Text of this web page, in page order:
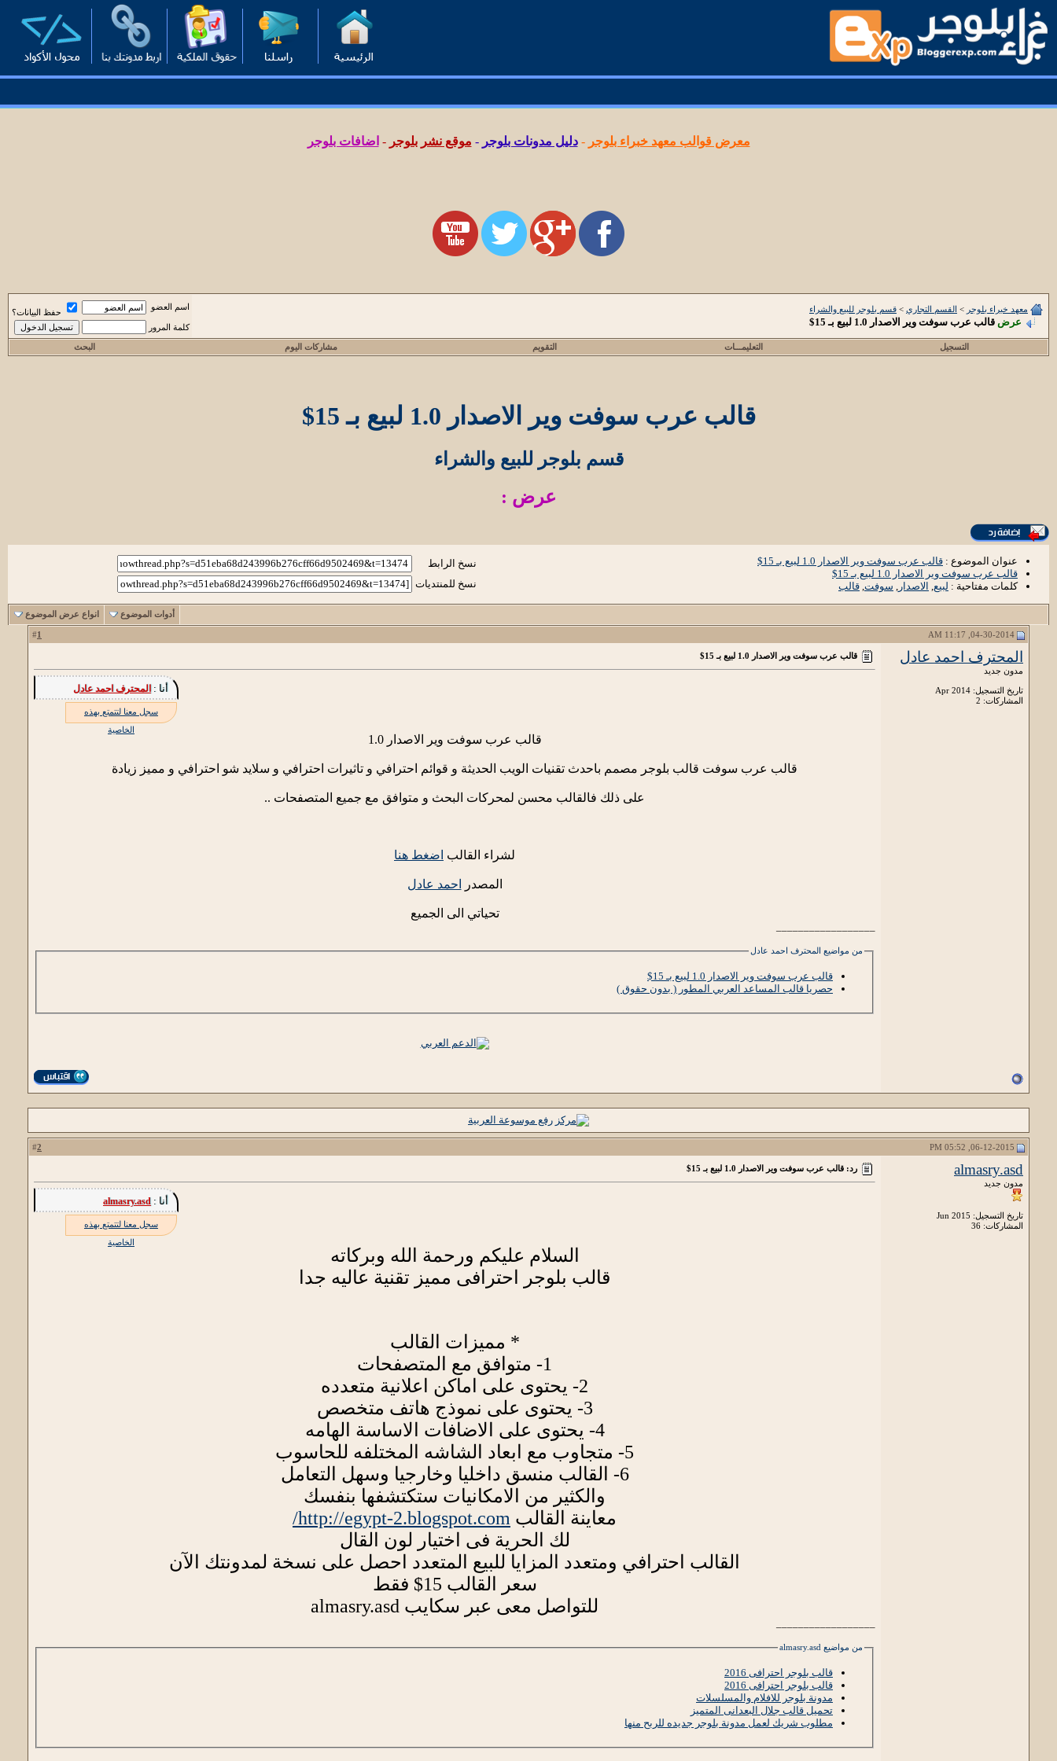
معرض قوالب معهد خبراء بلوجر -دليل مدونات بلوجر - موقع نشر بلوجر - اضافات بلوجر
معهد خبراء بلوجر > القسم التجاري > قسم بلوجر للبيع والشراء
عرض قالب عرب سوفت وير الاصدار 1.0 لبيع بـ 15$
اسم العضو
حفظ البيانات؟
كلمة المرور
التسجيل التعليمـــات التقويم مشاركات اليوم البحث
قالب عرب سوفت وير الاصدار 1.0 لبيع بـ 15$
قسم بلوجر للبيع والشراء
عرض :
عنوان الموضوع : قالب عرب سوفت وير الاصدار 1.0 لبيع بـ 15$
قالب عرب سوفت وير الاصدار 1.0 لبيع بـ 15$
كلمات مفتاحية : لبيع, الاصدار , سوفت, قالب
نسخ الرابط
نسخ للمنتديات
أدوات الموضوع انواع عرض الموضوع
1
المحترف احمد عادل
مدون جديد
تاريخ التسجيل: Apr 2014
المشاركات: 2
قالب عرب سوفت وير الاصدار 1.0 لبيع بـ 15$
أنا : المحترف احمد عادل
سجل معنا لتتمتع بهذه
الخاصية
قالب عرب سوفت وير الاصدار 1.0
قالب عرب سوفت قالب بلوجر مصمم باحدث تقنيات الويب الحديثة و قوائم احترافي و تاثيرات احترافي و سلايد شو احترافي و مميز زيادة
على ذلك فالقالب محسن لمحركات البحث و متوافق مع جميع المتصفحات ..
لشراء القالب اضغط هنا
المصدر احمد عادل
تحياتي الى الجميع
من مواضيع المحترف احمد عادل
قالب عرب سوفت وير الاصدار 1.0 لبيع بـ 15$
حصريا قالب المساعد العربي المطور ( بدون حقوق )
2
almasry.asd
مدون جديد
تاريخ التسجيل: Jun 2015
المشاركات: 36
رد: قالب عرب سوفت وير الاصدار 1.0 لبيع بـ 15$
أنا :almasry.asd
سجل معنا لتتمتع بهذه
الخاصية
السلام عليكم ورحمة الله وبركاته
قالب بلوجر احترافى مميز تقنية عاليه جدا
* مميزات القالب
1- متوافق مع المتصفحات
2- يحتوى على اماكن اعلانية متعدده
3- يحتوى على نموذج هاتف متخصص
4- يحتوى على الاضافات الاساسة الهامه
5- متجاوب مع ابعاد الشاشه المختلفه للحاسوب
6- القالب منسق داخليا وخارجيا وسهل التعامل
والكثير من الامكانيات ستكتشفها بنفسك
معاينة القالب http://egypt-2.blogspot.com/
لك الحرية فى اختيار لون القال
القالب احترافي ومتعدد المزايا للبيع المتعدد احصل على نسخة لمدونتك الآن
سعر القالب 15$ فقط
للتواصل معى عبر سكايب almasry.asd
من مواضيع almasry.asd
قالب بلوجر احترافى 2016
قالب بلوجر احترافى 2016
مدونة بلوجر للافلام والمسلسلات
تحميل قالب جلال البعدانى المتميز
مطلوب شريك لعمل مدونة بلوجر جديده للربح منها